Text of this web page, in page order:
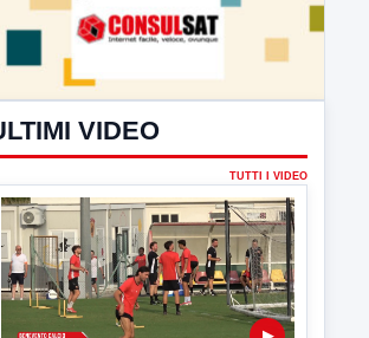
ULTIMI VIDEO
TUTTI I VIDEO